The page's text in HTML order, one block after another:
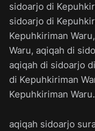
sidoarjo di
sidoarjo di
Kepuhkiriman
Waru, aqiqah di
aqiqah di sidoarjo
di Kepuhkiriman
Kepuhkiriman Waru.
aqiqah sidoarjo